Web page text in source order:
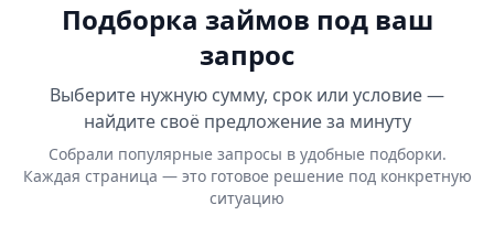
Подборка займов под ваш
запрос
Выберите нужную сумму, срок или условие —
найдите своё предложение за минуту
Собрали популярные запросы в удобные подборки.
Каждая страница — это готовое решение под конкретную
ситуацию